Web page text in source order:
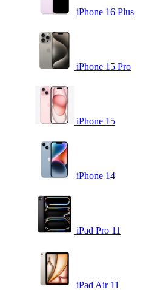
iPhone 16 Plus
iPhone 15 Pro
iPhone 15
iPhone 14
iPad Pro 11
iPad Air 11